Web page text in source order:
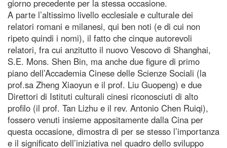
giorno precedente per la stessa occasione.
A parte l’altissimo livello ecclesiale e culturale dei
relatori romani e milanesi, qui ben noti (e di cui non
ripeto quindi i nomi), il fatto che cinque autorevoli
relatori, fra cui anzitutto il nuovo Vescovo di Shanghai,
S.E. Mons. Shen Bin, ma anche due figure di primo
piano dell’Accademia Cinese delle Scienze Sociali (la
prof.sa Zheng Xiaoyun e il prof. Liu Guopeng) e due
Direttori di Istituti culturali cinesi riconosciuti di alto
profilo (il prof. Tan Lizhu e il rev. Antonio Chen Ruiqi),
fossero venuti insieme appositamente dalla Cina per
questa occasione, dimostra di per se stesso l’importanza
e il significato dell’iniziativa nel quadro dello sviluppo